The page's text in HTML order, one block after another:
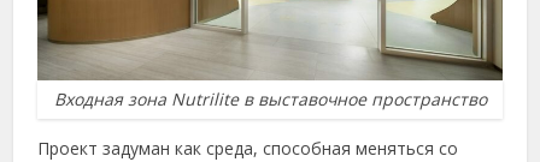
Входная зона Nutrilite в выставочное пространство
Проект задуман как среда, способная меняться со